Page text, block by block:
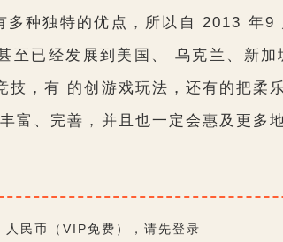
多种独特的优点，所以自 2013 年
至已经发展到美国、 乌克兰、新
技，有 的创游戏玩法，还有的把
富、完善，并且也一定会惠及更多
人民币（VIP免费），请先登录